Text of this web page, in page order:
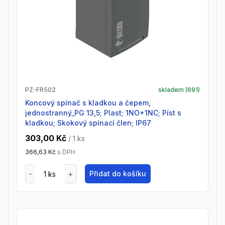
PZ-FR502 skladem (691)
Koncový spínač s kladkou a čepem,
jednostranný_PG 13,5; Plast; 1NO+1NC; Píst s
kladkou; Skokový spínací člen; IP67
303,00 Kč / 1 ks
366,63 Kč s DPH
Přidat do košíku